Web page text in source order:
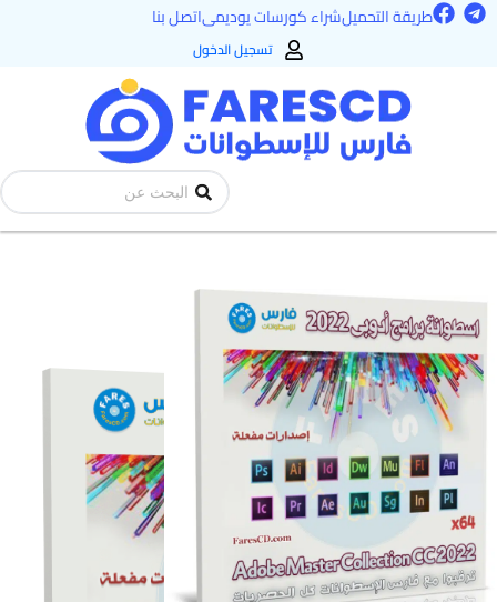
تخطي
طريقة التحميلشراء كورسات يوديمىاتصل بنا T
e
F
a تسجيل الدخول
Search
...